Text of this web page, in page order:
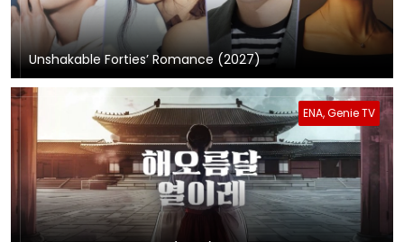
Unshakable Forties’ Romance (2027)
ENA, Genie TV